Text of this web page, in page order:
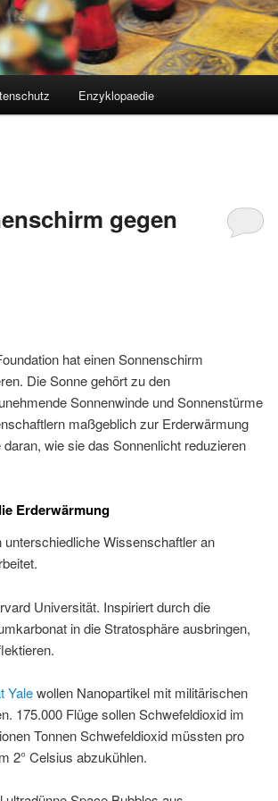
Enzyklopaedie
gegen
hat einen Sonnenschirm
Die Sonne gehört zu den
Sonnenwinde und Sonnenstürme
maßgeblich zur Erderwärmung
wie sie das Sonnenlicht reduzieren
Erderwärmung
Wissenschaftler an
Universität. Inspiriert durch die
in die Stratosphäre ausbringen,
Yalewollen Nanopartikel mit militärischen
175.000 Flüge sollen Schwefeldioxid im
Tonnen Schwefeldioxid müssten pro
2° Celsius abzukühlen.